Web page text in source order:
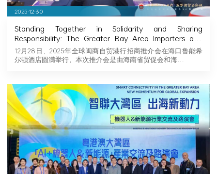
2025-12-30
Standing Together in Solidarity and Sharing
Responsibility: The Greater Bay Area Importers and
Exporters Association Explores New Opportunities in
Hainan, Joining Hands with Fujian Businessmen to
Seize Business Opportunities in Hainan!
12月28日，2025年全球闽商自贸港行招商推介会在海口鲁能希
尔顿酒店圆满举行，本次推介会是由海南省贸促会和海…